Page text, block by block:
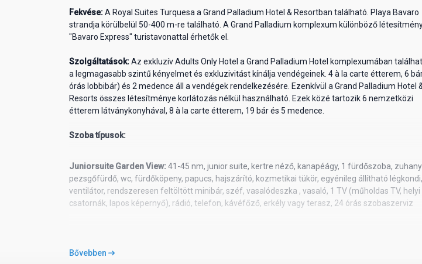
Fekvése:A Royal Suites Turquesa a Grand Palladium Hotel & Resortban található. Playa Bavaro
strandja körülbelül 50-400 m-re található. A Grand Palladium komplexum különböző
"Bavaro Express" turistavonattal érhetők el.
Szolgáltatások:Az exkluzív Adults Only Hotel a Grand Palladium Hotel komplexumában
a legmagasabb szintű kényelmet és exkluzivitást kínálja vendégeinek. 4 à la carte étterem, 6
órás lobbibár) és 2 medence áll a vendégek rendelkezésére. Ezenkívül a Grand Palladium Hotel
Resorts összes létesítménye korlátozás nélkül használható. Ezek közé tartozik 6 nemzetközi
étterem látványkonyhával, 8 à la carte étterem, 19 bár és 5 medence.
Szoba típusok:
Juniorsuite Garden View: 41-45 nm, junior suite, kertre néző, kanapéágy, 1 fürdőszoba,
pezsgőfürdő, wc, fürdőköpeny, papucs, hajszárító, kozmetikai tükör, egyénileg állítható légkondi,
ventilátor, rendszeresen feltöltött minibár, széf, vasalódeszka , vasaló, 1 TV (műholdas TV, helyi
csatornák, lapos képernyő), rádió, telefon, kávéfőző, erkély vagy terasz, 24 órás szobaszerviz
ventilátor, rendszeresen feltöltött minibár, széf, vasalódeszka , vasaló, 1 TV (műholdas TV, helyi
Bővebben